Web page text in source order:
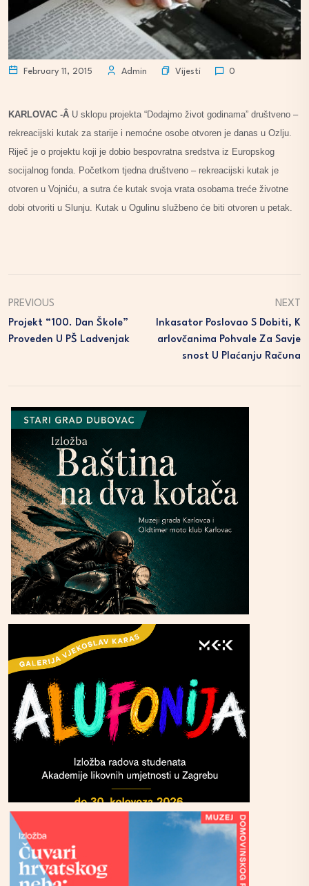
February 11, 2015 Admin Vijesti 0
KARLOVAC -Â U sklopu projekta “Dodajmo život godinama” društveno –
rekreacijski kutak za starije i nemoćne osobe otvoren je danas u Ozlju.
Riječ je o projektu koji je dobio bespovratna sredstva iz Europskog
socijalnog fonda. Početkom tjedna društveno – rekreacijski kutak je
otvoren u Vojniću, a sutra će kutak svoja vrata osobama treće životne
dobi otvoriti u Slunju. Kutak u Ogulinu službeno će biti otvoren u petak.
PREVIOUS
Projekt “100. Dan Škole”
Proveden U PŠ Ladvenjak
NEXT
Inkasator Poslovao S Dobiti, K
Arlovčanima Pohvale Za Savje
Snost U Plaćanju Računa